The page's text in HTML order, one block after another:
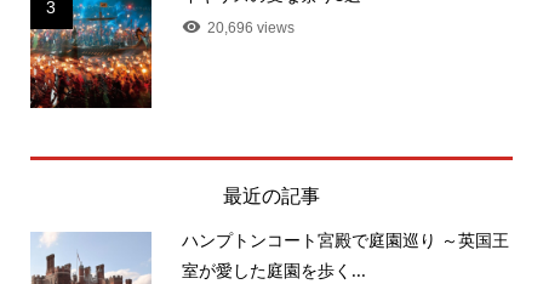
3
20,696 views
最近の記事
ハンプトンコート宮殿で庭園巡り ～英国王
室が愛した庭園を歩く...